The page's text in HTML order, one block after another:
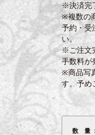
※決済完
※複数の
予約・受
い。
※ご注文
手数料が
※商品写
す。予め
数 量